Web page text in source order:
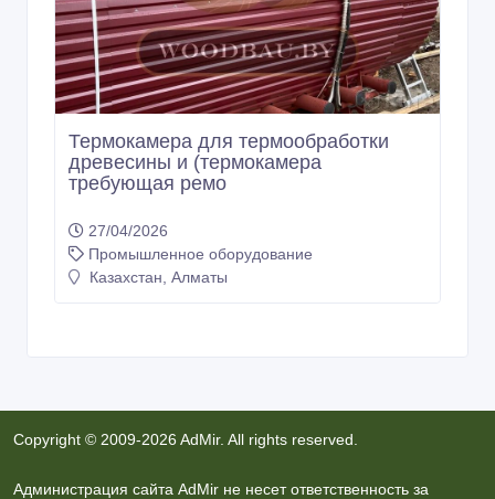
Термокамера для термообработки
древесины и (термокамера
требующая ремо
27/04/2026
Промышленное оборудование
Казахстан, Алматы
Copyright © 2009-2026 AdMir. All rights reserved.
Администрация сайта AdMir не несет ответственность за